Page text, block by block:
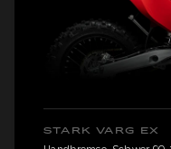
STARK VARG EX